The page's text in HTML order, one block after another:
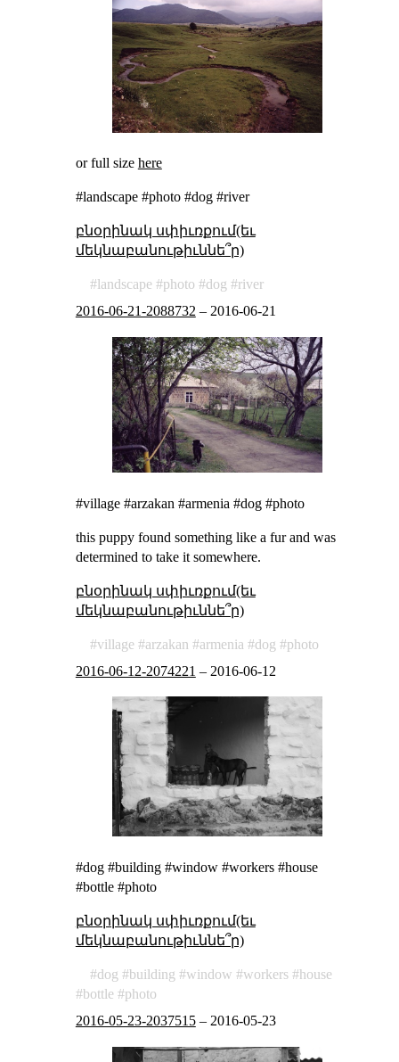
or full size here
#landscape #photo #dog #river
բնօրինակ սփիւռքում(եւ
մեկնաբանութիւննե՞ր)
landscape photo dog
river
2016-06-21-2088732 – 2016-06-21
#village #arzakan #armenia #dog #photo
this puppy found something like a fur and was
determined to take it somewhere.
բնօրինակ սփիւռքում(եւ
մեկնաբանութիւննե՞ր)
village arzakan armenia dog
photo
2016-06-12-2074221 – 2016-06-12
#dog #building #window #workers #house
#bottle #photo
բնօրինակ սփիւռքում(եւ
մեկնաբանութիւննե՞ր)
dog building window workers
house
bottle
photo
2016-05-23-2037515– 2016-05-23